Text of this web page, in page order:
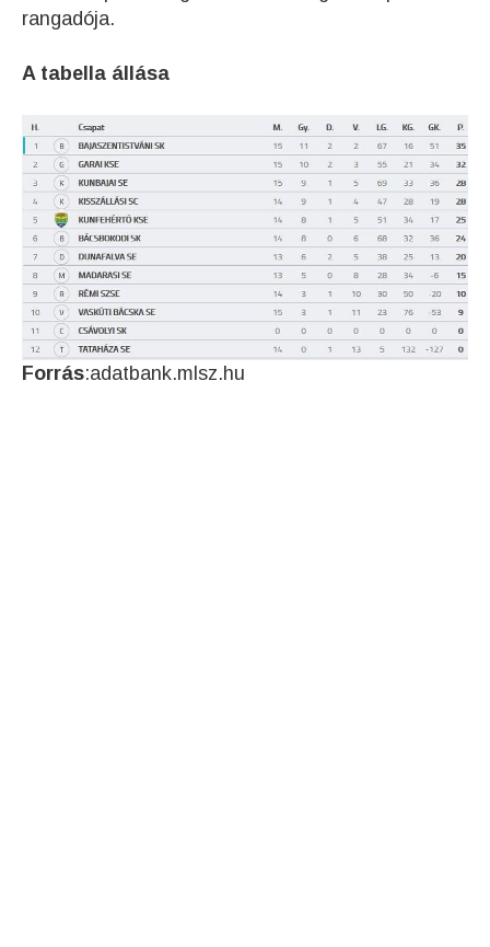
rangadója.
A tabella állása
Forrás:adatbank.mlsz.hu